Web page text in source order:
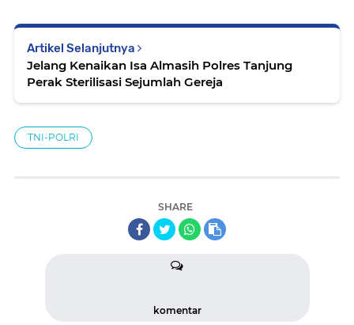
Artikel Selanjutnya
Jelang Kenaikan Isa Almasih Polres Tanjung
Perak Sterilisasi Sejumlah Gereja
TNI-POLRI
SHARE
komentar